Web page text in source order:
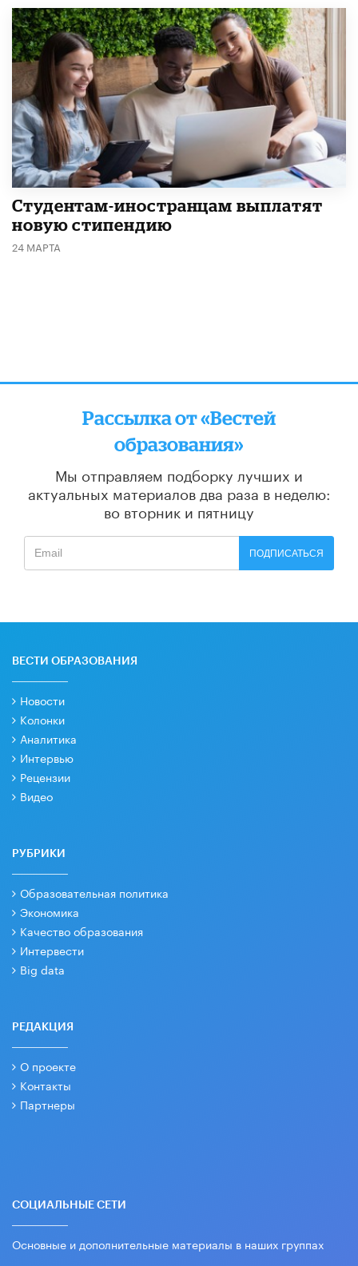
Студентам-иностранцам выплатят
новую стипендию
24 МАРТА
Рассылка от «Вестей
образования»
Мы отправляем подборку лучших и
актуальных материалов два раза в неделю:
во вторник и пятницу
ПОДПИСАТЬСЯ
ВЕСТИ ОБРАЗОВАНИЯ
Новости
Колонки
Аналитика
Интервью
Рецензии
Видео
РУБРИКИ
Образовательная политика
Экономика
Качество образования
Интервести
Big data
РЕДАКЦИЯ
О проекте
Контакты
Партнеры
СОЦИАЛЬНЫЕ СЕТИ
Основные и дополнительные материалы в наших группах